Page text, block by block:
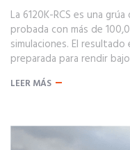
La 6120K-RCS es una
probada con más de
simulaciones. El
preparada para rendir
LEER MÁS